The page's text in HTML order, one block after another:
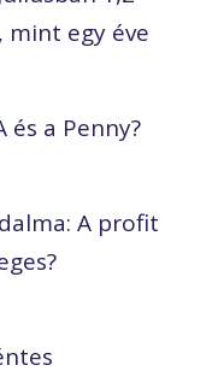
mint egy éve
és a Penny?
A profit